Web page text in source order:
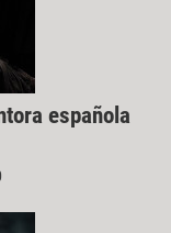
española